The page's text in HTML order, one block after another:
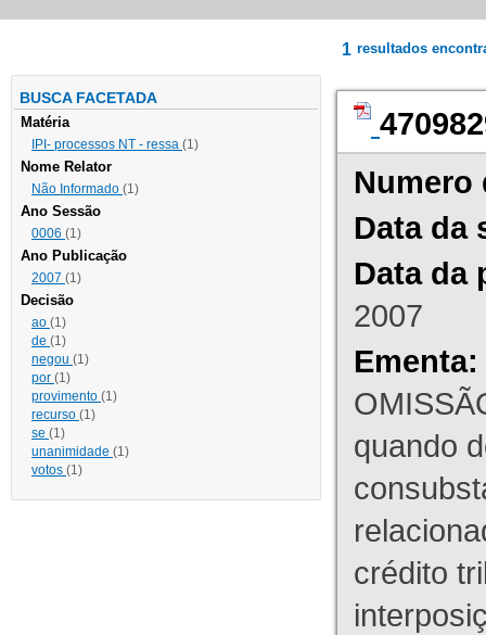
BUSCA FACETADA
Matéria
IPI- processos NT - ressa (1)
Nome Relator
Não Informado (1)
Ano Sessão
0006 (1)
Ano Publicação
2007 (1)
Decisão
ao (1)
de (1)
negou (1)
por (1)
provimento (1)
recurso (1)
se (1)
unanimidade (1)
votos (1)
1 resultados
Numero
Data da
Data da
2007
Ementa:
quando
crédito